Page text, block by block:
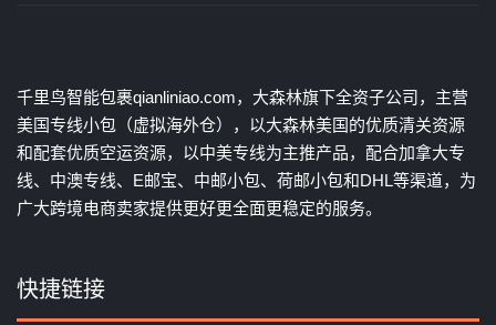
千里鸟智能包裹qianliniao.com，大森林旗下全资子公司，主营
美国专线小包（虚拟海外仓），以大森林美国的优质清关资源
和配套优质空运资源，以中美专线为主推产品，配合加拿大专
线、中澳专线、E邮宝、中邮小包、荷邮小包和DHL等渠道，为
广大跨境电商卖家提供更好更全面更稳定的服务。
快捷链接